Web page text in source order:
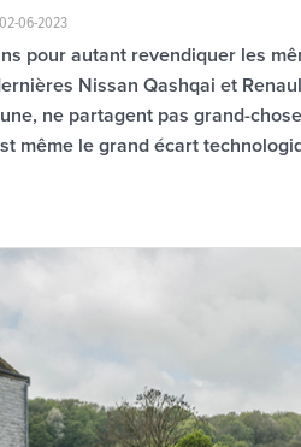
02-06-2023
pour autant revendiquer les
Nissan Qashqai et
ne partagent pas grand-
même le grand écart